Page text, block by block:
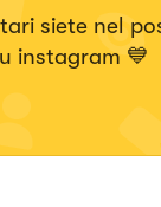
siete nel
instagram 💙